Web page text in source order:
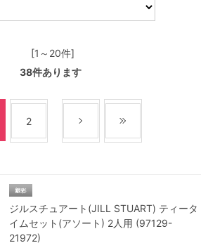
[1～20件]
38件あります
2
ジルスチュアート(JILL STUART) ティータ
イムセット(アソート) 2人用 (97129-
21972)